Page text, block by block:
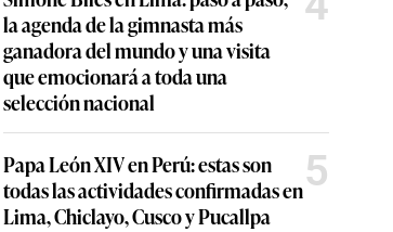
la agenda de la gimnasta más
ganadora del mundo y una visita
que emocionará a toda una
selección nacional
Papa León XIV en Perú: estas son
todas las actividades confirmadas en
Lima, Chiclayo, Cusco y Pucallpa
5